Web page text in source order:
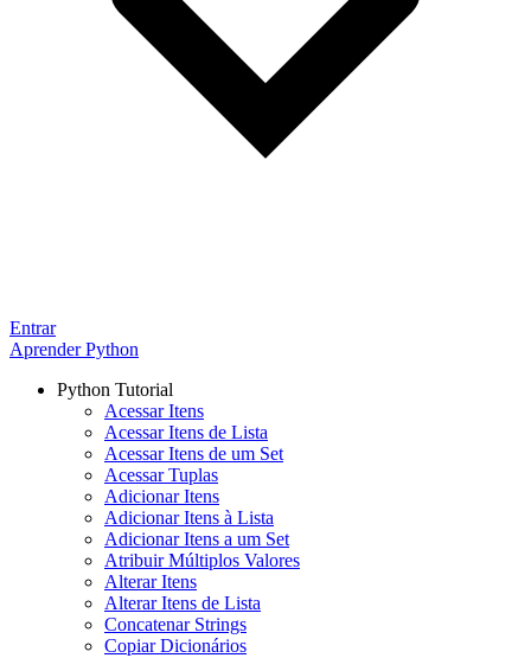
Entrar
Aprender Python
Python Tutorial
Acessar Itens
Acessar Itens de Lista
Acessar Itens de um Set
Acessar Tuplas
Adicionar Itens
Adicionar Itens à Lista
Adicionar Itens a um Set
Atribuir Múltiplos Valores
Alterar Itens
Alterar Itens de Lista
Concatenar Strings
Copiar Dicionários